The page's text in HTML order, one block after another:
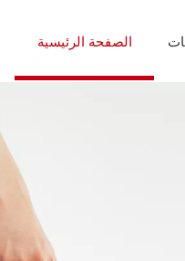
الصفحة الرئيسية